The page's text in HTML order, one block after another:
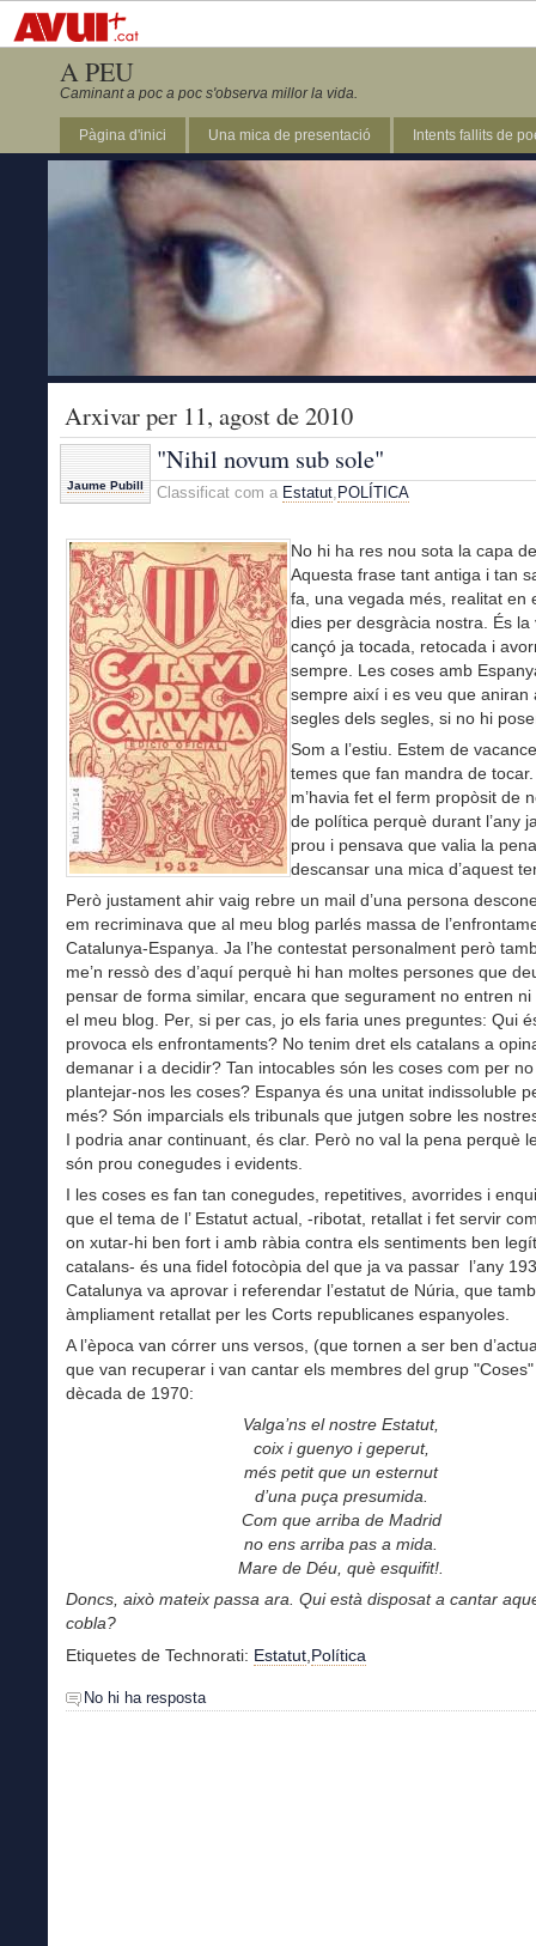
A PEU
Caminant a poc a poc s'observa millor la vida.
Pàgina d'inici Una mica de presentació Intents fallits de
Arxivar per 11, agost de 2010
Jaume Pubill
"Nihil novum sub sole"
Classificat com a Estatut, POLÍTICA
No hi ha res nou sota la capa
Aquesta frase tant antiga i tan
fa, una vegada més, realitat en
dies per desgràcia nostra. És la
cançó ja tocada, retocada i
sempre. Les coses amb
sempre així i es veu que aniran
segles dels segles, si no hi
Som a l’estiu. Estem de
temes que fan mandra de
m’havia fet el ferm propòsit de
de política perquè durant l’any
prou i pensava que valia la pena
descansar una mica d’aquest
Però justament ahir vaig rebre un mail d’una persona
em recriminava que al meu blog parlés massa de
Catalunya-Espanya. Ja l’he contestat personalment però
me’n ressò des d’aquí perquè hi han moltes persones que
pensar de forma similar, encara que segurament no entren ni
el meu blog. Per, si per cas, jo els faria unes preguntes: Qui
provoca els enfrontaments? No tenim dret els catalans a
demanar i a decidir? Tan intocables són les coses com per
plantejar-nos les coses? Espanya és una unitat indissoluble
més? Són imparcials els tribunals que jutgen sobre les
I podria anar continuant, és clar. Però no val la pena perquè
són prou conegudes i evidents.
I les coses es fan tan conegudes, repetitives, avorrides i
que el tema de l’ Estatut actual, -ribotat, retallat i fet servir
on xutar-hi ben fort i amb ràbia contra els sentiments ben
catalans- és una fidel fotocòpia del que ja va passar l’any
Catalunya va aprovar i referendar l’estatut de Núria, que
àmpliament retallat per les Corts republicanes espanyoles.
A l’època van córrer uns versos, (que tornen a ser ben
que van recuperar i van cantar els membres del grup
dècada de 1970:
Valga’ns el nostre Estatut,
coix i guenyo i geperut,
més petit que un esternut
d’una puça presumida.
Com que arriba de Madrid
no ens arriba pas a mida.
Mare de Déu, què esquifit!.
Doncs, això mateix passa ara. Qui està disposat a cantar
cobla?
Etiquetes de Technorati: Estatut Política
No hi ha resposta